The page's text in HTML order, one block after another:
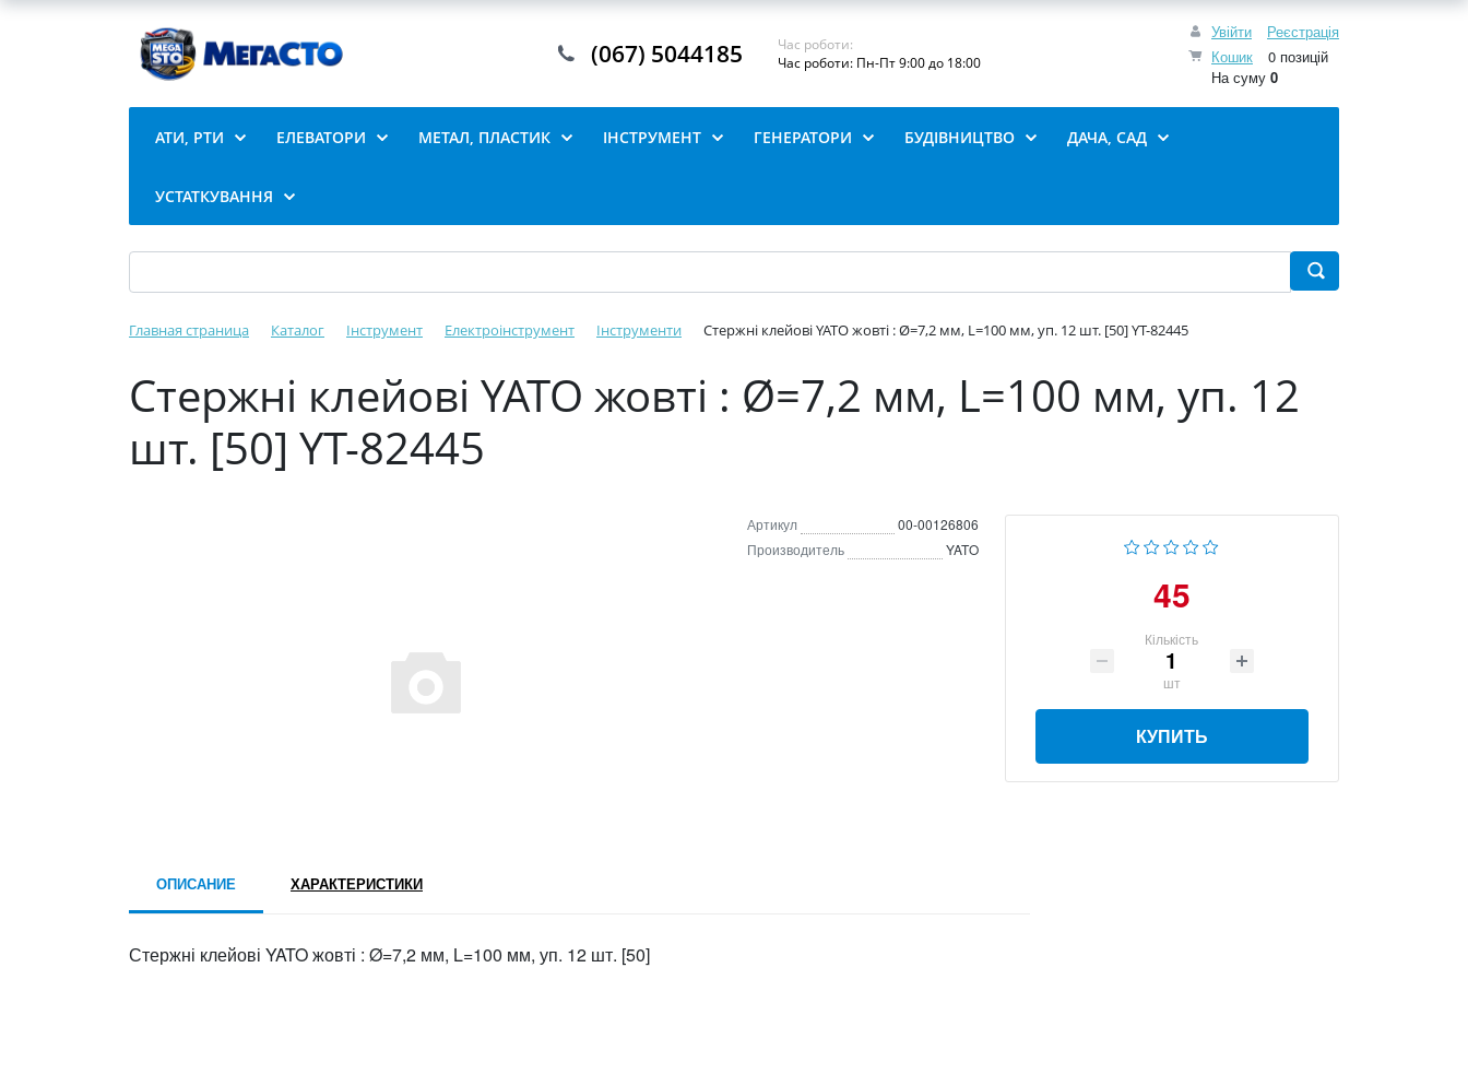
Увійти
Реєстрація
Кошик
0 позицій
На суму 0
(067) 5044185
Час роботи:
Час роботи: Пн-Пт 9:00 до 18:00
АТИ, РТИ ЕЛЕВАТОРИ МЕТАЛ, ПЛАСТИК ІНСТРУМЕНТ ГЕНЕРАТОРИ БУДІВНИЦТВО ДАЧА, САД
УСТАТКУВАННЯ
Главная страница Каталог Інструмент Електроінструмент Інструменти Стержні клейові YATO жовті : Ø=7,2 мм, L=100 мм, уп. 12 шт. [50] YT-82445
Стержні клейові YATO жовті : Ø=7,2 мм, L=100 мм, уп. 12
шт. [50] YT-82445
Артикул
00-00126806
Производитель
YATO
45
Кількість
шт
КУПИТЬ
ОПИСАНИЕ ХАРАКТЕРИСТИКИ
Стержні клейові YATO жовті : Ø=7,2 мм, L=100 мм, уп. 12 шт. [50]